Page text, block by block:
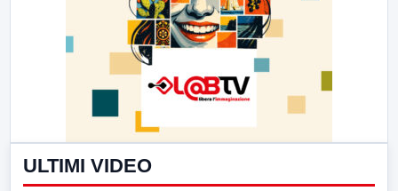
ULTIMI VIDEO